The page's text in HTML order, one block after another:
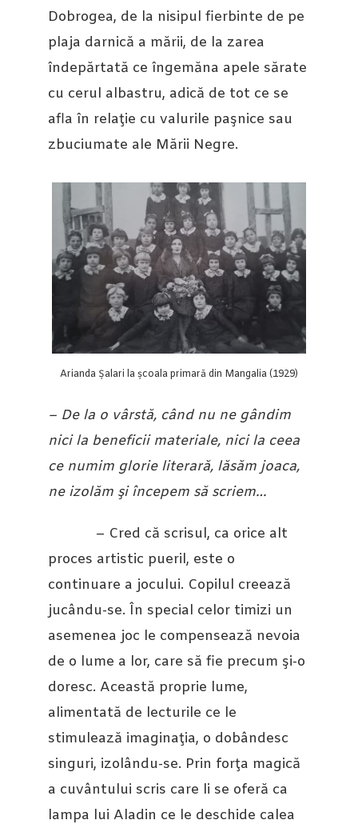
Dobrogea, de la nisipul fierbinte de pe
plaja darnică a mării, de la zarea
îndepărtată ce îngemăna apele sărate
cu cerul albastru, adică de tot ce se
afla în relaţie cu valurile paşnice sau
zbuciumate ale Mării Negre.
Arianda Șalari la școala primară din Mangalia (1929)
– De la o vârstă, când nu ne gândim
nici la beneficii materiale, nici la ceea
ce numim glorie literară, lăsăm joaca,
ne izolăm şi începem să scriem…
– Cred că scrisul, ca orice alt
proces artistic pueril, este o
continuare a jocului. Copilul creează
jucându-se. În special celor timizi un
asemenea joc le compensează nevoia
de o lume a lor, care să fie precum şi-o
doresc. Această proprie lume,
alimentată de lecturile ce le
stimulează imaginaţia, o dobândesc
singuri, izolându-se. Prin forţa magică
a cuvântului scris care li se oferă ca
lampa lui Aladin ce le deschide calea